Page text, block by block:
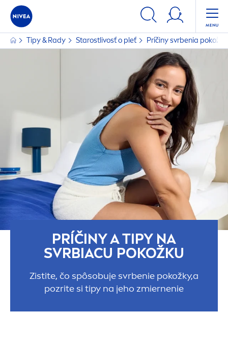
Tipy & Rady Starostlivosť o pleť Príčiny svrbenia
PRÍČINY A TIPY NA
SVRBIACU POKOŽKU
Zistite, čo spôsobuje svrbenie pokožky,a
pozrite si tipy na jeho zmiernenie